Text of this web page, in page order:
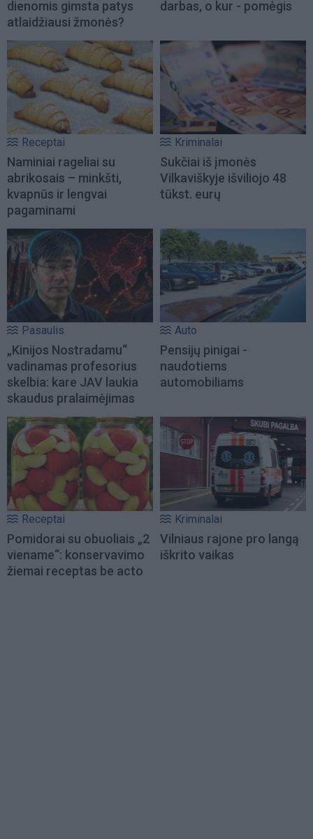
dienomis gimsta patys
atlaidžiausi žmonės?
darbas, o kur - pomėgis
Receptai
Naminiai rageliai su
abrikosais – minkšti,
kvapnūs ir lengvai
pagaminami
Kriminalai
Sukčiai iš įmonės
Vilkaviškyje išviliojo 48
tūkst. eurų
Pasaulis
„Kinijos Nostradamu“
vadinamas profesorius
skelbia: kare JAV laukia
skaudus pralaimėjimas
Auto
Pensijų pinigai -
naudotiems
automobiliams
Receptai
Pomidorai su obuoliais „2
viename“: konservavimo
žiemai receptas be acto
Kriminalai
Vilniaus rajone pro langą
iškrito vaikas